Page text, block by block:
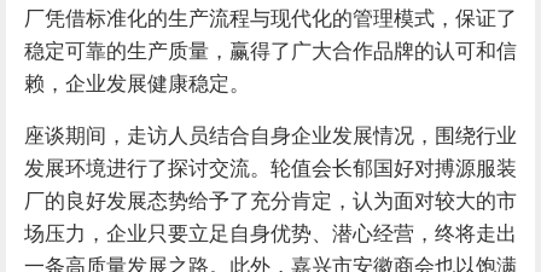
厂凭借标准化的生产流程与现代化的管理模式，保证了
稳定可靠的生产质量 ，赢得了广大合作品牌的认可和信
赖，企业发展健康稳定。
座谈期间，走访人员结合自身企业发展情况，围绕行业
发展环境进行了探讨交流。轮值会长郁国好对搏源服装
厂的良好发展态势给予了充分肯定，认为面对较大的市
场压力， 企业只要立足自身优势、潜心经营，终将走出
一条高质量发展之路。此外，嘉兴市安徽商会也以饱满